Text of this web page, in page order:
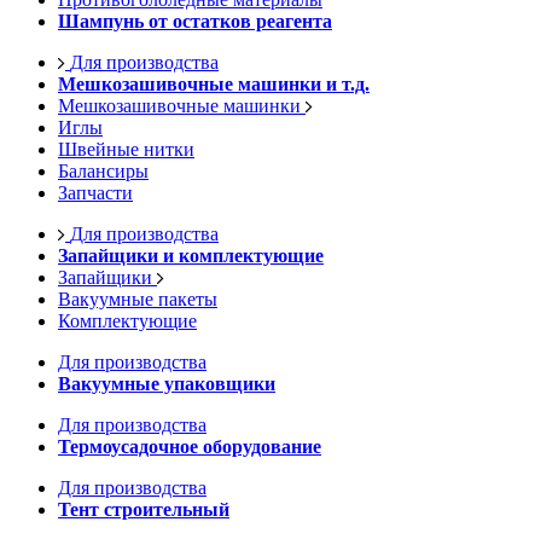
Шампунь от остатков реагента
Для производства
Мешкозашивочные машинки и т.д.
Мешкозашивочные машинки
Иглы
Швейные нитки
Балансиры
Запчасти
Для производства
Запайщики и комплектующие
Запайщики
Вакуумные пакеты
Комплектующие
Для производства
Вакуумные упаковщики
Для производства
Термоусадочное оборудование
Для производства
Тент строительный